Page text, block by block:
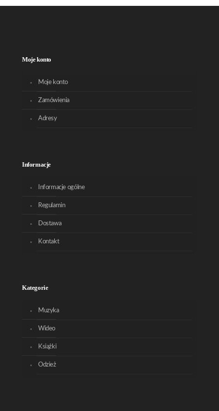
Moje konto
Moje konto
Zamówienia
Adresy
Informacje
Informacje ogólne
Regulamin
Dostawa
Kontakt
Kategorie
Muzyka
Wideo
Książki
Odzież